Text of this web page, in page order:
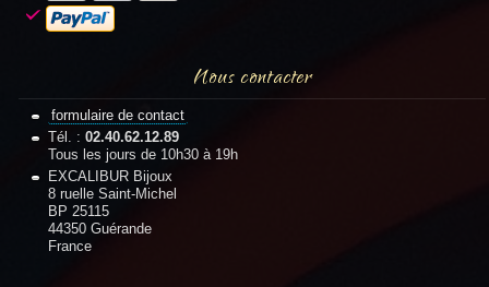
Nous contacter
formulaire de contact
Tél. : 02.40.62.12.89
Tous les jours de 10h30 à 19h
EXCALIBUR Bijoux
8 ruelle Saint-Michel
BP 25115
44350 Guérande
France